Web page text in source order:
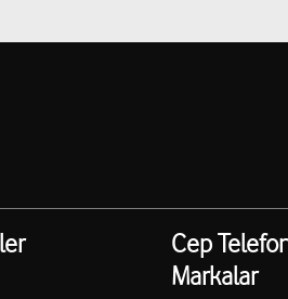
Cep
Markalar